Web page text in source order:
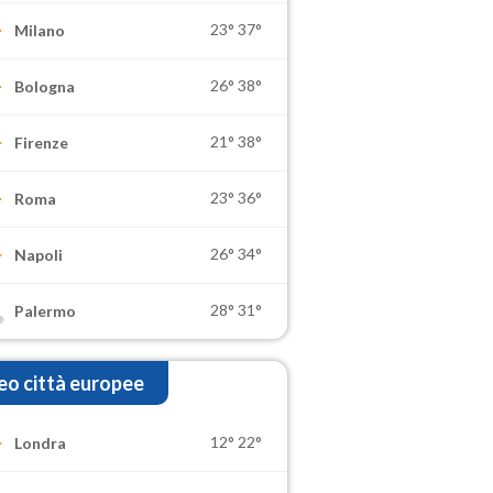
Milano 23° 37°
Bologna 26° 38°
Firenze 21° 38°
Roma 23° 36°
Napoli 26° 34°
Palermo 28° 31°
città europee
Londra 12° 22°